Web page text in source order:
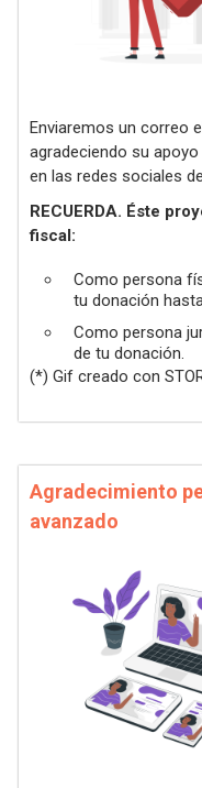
Enviaremos un correo
agradeciendo su
en las redes sociales
RECUERDA. Éste
fiscal:
Como persona
tu donación
Como persona
de tu donación.
(*) Gif creado con
Agradecimiento
avanzado